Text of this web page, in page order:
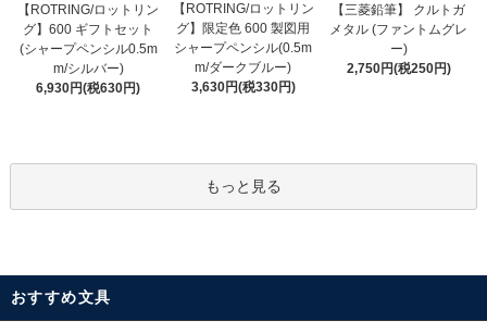
【ROTRING/ロットリン
グ】600 ギフトセット
(シャープペンシル0.5m
m/シルバー)
6,930円(税630円)
【ROTRING/ロットリン
グ】限定色 600 製図用
シャープペンシル(0.5m
m/ダークブルー)
3,630円(税330円)
【三菱鉛筆】 クルトガ
メタル (ファントムグレ
ー)
2,750円(税250円)
もっと見る
おすすめ文具